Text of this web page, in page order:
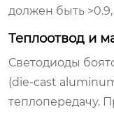
должен быть
Теплоотвод и
Светодиоды
(die-cast
теплопередачу.